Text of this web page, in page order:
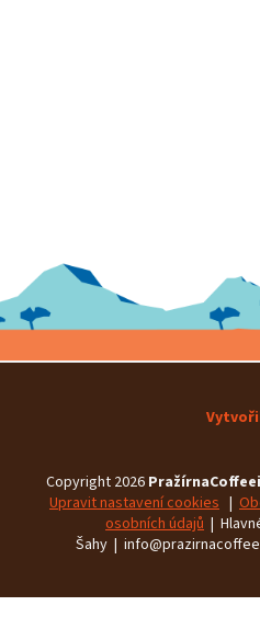
Copyright 2026
Upravit nastavení cookies |
osobních údajů |
Šahy |